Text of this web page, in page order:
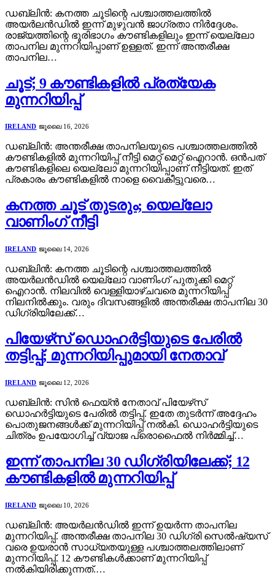
ഡബ്ലിൻ: കനത്ത ചൂടിന്റെ പശ്ചാത്തലത്തിൽ
അയർലൻഡിൽ ഇന്ന് മുഴുവൻ ജാഗ്രതാ നിർദ്ദേശം.
രാജ്യത്തിന്റെ ഭൂരിഭാഗം കൗണ്ടികളിലും ഇന്ന് യെല്ലോ
താപനില മുന്നറിയിപ്പാണ് ഉള്ളത്. ഇന്ന് അന്തരീക്ഷ
താപനില…
ചൂട്; 9 കൗണ്ടികളിൽ പ്രത്യേക
മുന്നറിയിപ്പ്
IRELAND ജൂലൈ 16, 2026
ഡബ്ലിൻ: അന്തരീക്ഷ താപനിലയുടെ പശ്ചാത്തലത്തിൽ
കൗണ്ടികളിൽ മുന്നറിയിപ്പ് നീട്ടി മെറ്റ് മെറ്റ് ഐറാൻ. ഒൻപത്
കൗണ്ടികളിലെ യെല്ലോ മുന്നറിയിപ്പാണ് നീട്ടിയത്. ഇത്
പ്രകാരം കൗണ്ടികളിൽ നാളെ വൈകീട്ടുവരെ…
കനത്ത ചൂട് തുടരും; യെല്ലോ
വാണിംഗ് നീട്ടി
IRELAND ജൂലൈ 14, 2026
ഡബ്ലിൻ: കനത്ത ചൂടിന്റെ പശ്ചാത്തലത്തിൽ
അയർലൻഡിൽ യെല്ലോ വാണിംഗ് പുതുക്കി മെറ്റ്
ഐറാൻ. നിലവിൽ വെള്ളിയാഴ്ചവരെ മുന്നറിയിപ്പ്
നിലനിൽക്കും. വരും ദിവസങ്ങളിൽ അന്തരീക്ഷ താപനില 30
ഡിഗ്രിയിലേക്ക്…
പിയേഴ്‌സ് ഡൊഹർട്ടിയുടെ പേരിൽ
തട്ടിപ്പ്; മുന്നറിയിപ്പുമായി നേതാവ്
IRELAND ജൂലൈ 12, 2026
ഡബ്ലിൻ: സിൻ ഫെയ്ൻ നേതാവ് പിയേഴ്‌സ്
ഡൊഹർട്ടിയുടെ പേരിൽ തട്ടിപ്പ്. ഇതേ തുടർന്ന് അദ്ദേഹം
പൊതുജനങ്ങൾക്ക് മുന്നറിയിപ്പ് നൽകി. ഡൊഹർട്ടിയുടെ
ചിത്രം ഉപയോഗിച്ച് വ്യാജ പ്രൊഫൈൽ നിർമ്മിച്ച്…
ഇന്ന് താപനില 30 ഡിഗ്രിയിലേക്ക്; 12
കൗണ്ടികളിൽ മുന്നറിയിപ്പ്
IRELAND ജൂലൈ 10, 2026
ഡബ്ലിൻ: അയർലൻഡിൽ ഇന്ന് ഉയർന്ന താപനില
മുന്നറിയിപ്പ്. അന്തരീക്ഷ താപനില 30 ഡിഗ്രി സെൽഷ്യസ്
വരെ ഉയരാൻ സാധ്യതയുള്ള പശ്ചാത്തലത്തിലാണ്
മുന്നറിയിപ്പ്. 12 കൗണ്ടികൾക്കാണ് മുന്നറിയിപ്പ്
നൽകിയിരിക്കുന്നത്.…